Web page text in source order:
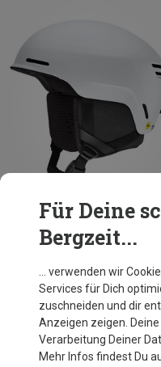
Du sparst 14%
Für Deine
Bergzeit...
… verwenden wir
Services für Dich
zuschneiden und dir
Anzeigen zeigen.
Verarbeitung Deiner
Mehr Infos findest Du